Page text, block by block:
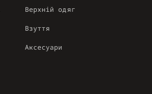
Верхній одяг
Взуття
Аксесуари